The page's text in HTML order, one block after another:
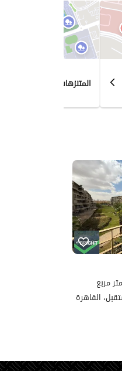
المتنزهات
القاهرة